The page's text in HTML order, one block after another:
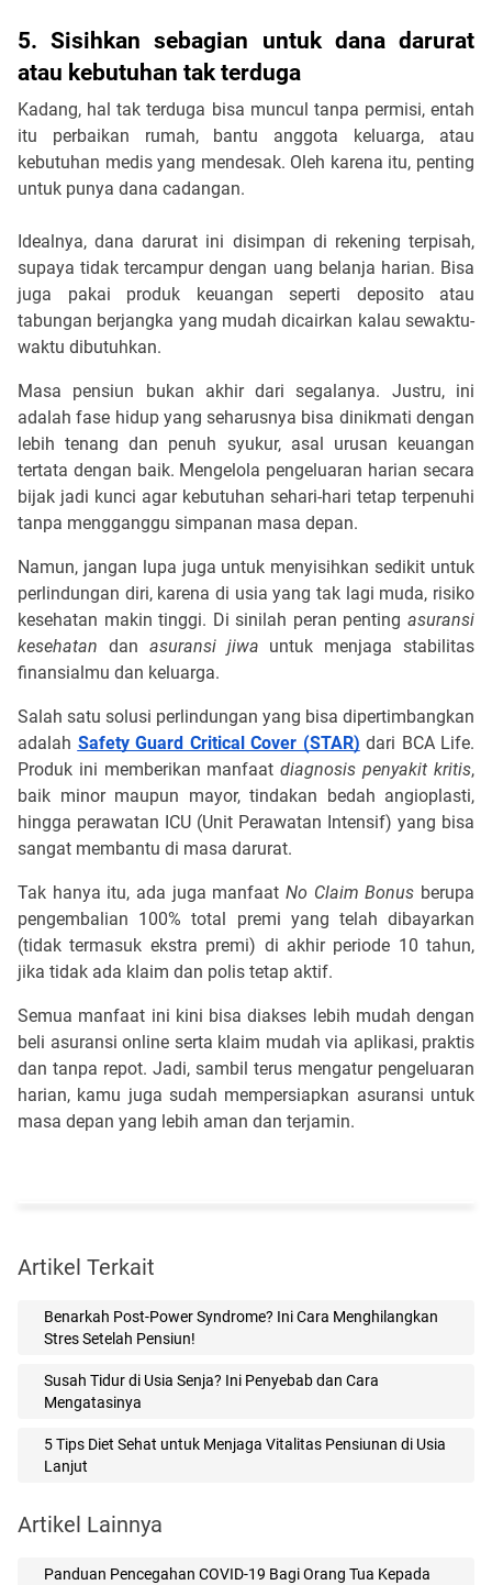
5. Sisihkan sebagian untuk dana darurat
atau kebutuhan tak terduga
Kadang, hal tak terduga bisa muncul tanpa permisi, entah
itu perbaikan rumah, bantu anggota keluarga, atau
kebutuhan medis yang mendesak. Oleh karena itu, penting
untuk punya dana cadangan.
Idealnya, dana darurat ini disimpan di rekening terpisah,
supaya tidak tercampur dengan uang belanja harian. Bisa
juga pakai produk keuangan seperti deposito atau
tabungan berjangka yang mudah dicairkan kalau sewaktu-
waktu dibutuhkan.
Masa pensiun bukan akhir dari segalanya. Justru, ini
adalah fase hidup yang seharusnya bisa dinikmati dengan
lebih tenang dan penuh syukur, asal urusan keuangan
tertata dengan baik. Mengelola pengeluaran harian secara
bijak jadi kunci agar kebutuhan sehari-hari tetap terpenuhi
tanpa mengganggu simpanan masa depan.
Namun, jangan lupa juga untuk menyisihkan sedikit untuk
perlindungan diri, karena di usia yang tak lagi muda, risiko
kesehatan makin tinggi. Di sinilah peran penting asuransi
kesehatan dan asuransi jiwa untuk menjaga stabilitas
finansialmu dan keluarga.
Salah satu solusi perlindungan yang bisa dipertimbangkan
adalah Safety Guard Critical Cover (STAR) dari BCA Life.
Produk ini memberikan manfaatdiagnosis penyakit kritis,
baik minor maupun mayor, tindakan bedah angioplasti,
hingga perawatan ICU (Unit Perawatan Intensif) yang bisa
sangat membantu di masa darurat.
Tak hanya itu, ada juga manfaat No Claim Bonus berupa
pengembalian 100% total premi yang telah dibayarkan
(tidak termasuk ekstra premi) di akhir periode 10 tahun,
jika tidak ada klaim dan polis tetap aktif.
Semua manfaat ini kini bisa diakses lebih mudah dengan
beli asuransi online serta klaim mudah via aplikasi, praktis
dan tanpa repot. Jadi, sambil terus mengatur pengeluaran
harian, kamu juga sudah mempersiapkan asuransi untuk
masa depan yang lebih aman dan terjamin.
Artikel Terkait
Benarkah Post-Power Syndrome? Ini Cara Menghilangkan
Stres Setelah Pensiun!
Susah Tidur di Usia Senja? Ini Penyebab dan Cara
Mengatasinya
5 Tips Diet Sehat untuk Menjaga Vitalitas Pensiunan di Usia
Lanjut
Artikel Lainnya
Panduan Pencegahan COVID-19 Bagi Orang Tua Kepada